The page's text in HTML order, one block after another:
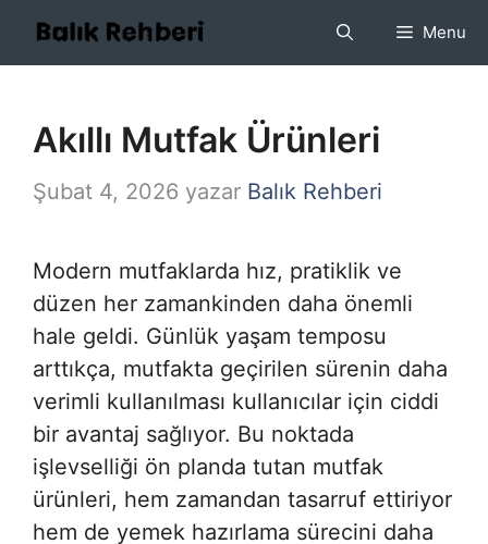
İçeriğe
Menu
Akıllı Mutfak Ürünleri
Şubat 4, 2026 yazar Balık Rehberi
Modern mutfaklarda hız, pratiklik ve
düzen her zamankinden daha önemli
hale geldi. Günlük yaşam temposu
arttıkça, mutfakta geçirilen sürenin daha
verimli kullanılması kullanıcılar için ciddi
bir avantaj sağlıyor. Bu noktada
işlevselliği ön planda tutan mutfak
ürünleri, hem zamandan tasarruf ettiriyor
hem de yemek hazırlama sürecini daha